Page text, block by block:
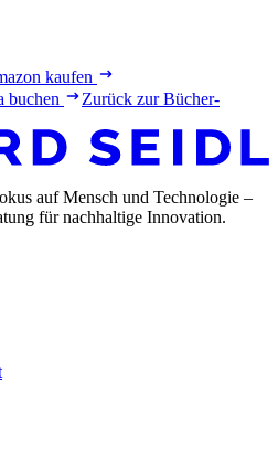
kaufen
buchen
Zurück zur Bücher-
auf Mensch und Technologie –
für nachhaltige Innovation.